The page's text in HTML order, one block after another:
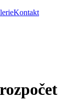
Kontakt